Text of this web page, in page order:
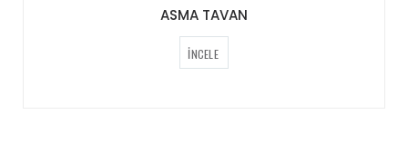
ASMA TAVAN
İNCELE